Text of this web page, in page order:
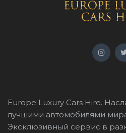
Europe Luxury Cars Hire.
лучшими автомобилями
Эксклюзивный сервис в